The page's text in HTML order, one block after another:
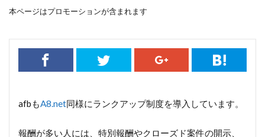
本ページはプロモーションが含まれます
afbもA8.net同様にランクアップ制度を導入しています。
報酬が多い人には、特別報酬やクローズド案件の開示、